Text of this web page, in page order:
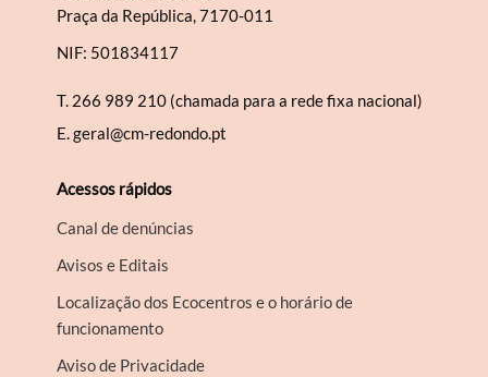
Praça da República, 7170-011
NIF: 501834117
T. 266 989 210 (chamada para a rede fixa nacional)
E.geral@cm-redondo.pt
Acessos rápidos
Canal de denúncias
Avisos e Editais
Localização dos Ecocentros e o horário de
funcionamento
Aviso de Privacidade